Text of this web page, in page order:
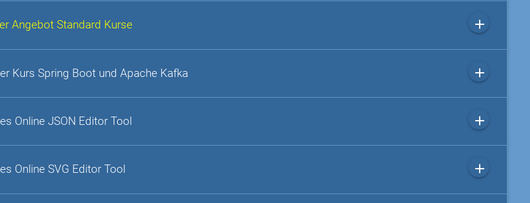
Angebot Standard Kurse add
Kurs Spring Boot und Apache Kafka add
Online JSON Editor Tool add
Online SVG Editor Tool add